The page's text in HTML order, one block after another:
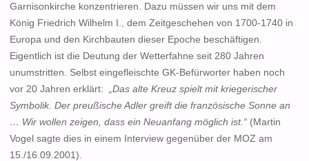
Garnisonkirche konzentrieren. Dazu müssen wir uns mit dem
König Friedrich Wilhelm I., dem Zeitgeschehen von 1700-1740 in
Europa und den Kirchbauten dieser Epoche beschäftigen.
Eigentlich ist die Deutung der Wetterfahne seit 280 Jahren
unumstritten. Selbst eingefleischte GK-Befürworter haben noch
vor 20 Jahren erklärt:
„Das alte Kreuz spielt mit kriegerischer
Symbolik. Der preußische Adler greift die französische Sonne an
… Wir wollen zeigen, dass ein Neuanfang möglich ist.“ (Martin
Vogel sagte dies in einem Interview gegenüber der MOZ am
15./16.09.2001).